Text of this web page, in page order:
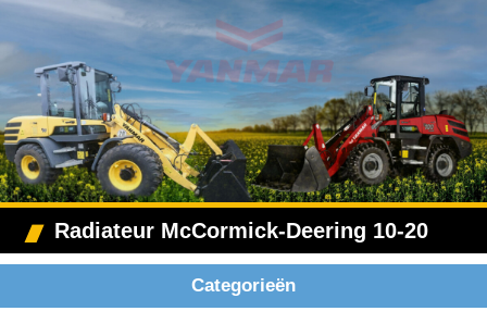
Radiateur McCormick-Deering 10-20
Categorieën